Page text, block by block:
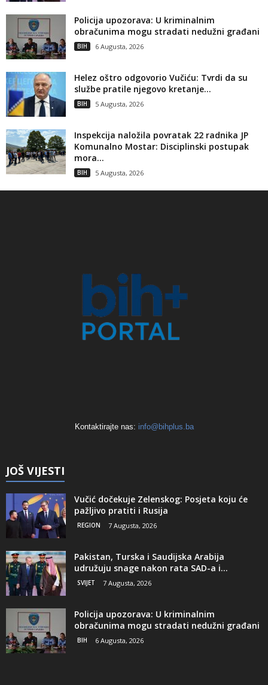
Policija upozorava: U kriminalnim
obračunima mogu stradati nedužni građani
BIH 6 Augusta, 2026
Helez oštro odgovorio Vučiću: Tvrdi da su
službe pratile njegovo kretanje...
BIH 5 Augusta, 2026
Inspekcija naložila povratak 22 radnika JP
Komunalno Mostar: Disciplinski postupak
mora...
BIH 5 Augusta, 2026
Kontaktirajte nas: info@bihplus.ba
JOŠ VIJESTI
Vučić dočekuje Zelenskog: Posjeta koju će
pažljivo pratiti i Rusija
REGION 7 Augusta, 2026
Pakistan, Turska i Saudijska Arabija
udružuju snage nakon rata SAD-a i...
SVIJET 7 Augusta, 2026
Policija upozorava: U kriminalnim
obračunima mogu stradati nedužni građani
BIH 6 Augusta, 2026